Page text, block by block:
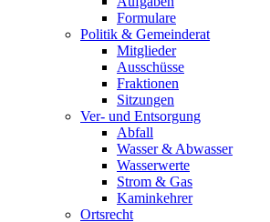
Formulare
Politik & Gemeinderat
Mitglieder
Ausschüsse
Fraktionen
Sitzungen
Ver- und Entsorgung
Abfall
Wasser & Abwasser
Wasserwerte
Strom & Gas
Kaminkehrer
Ortsrecht